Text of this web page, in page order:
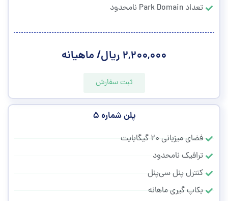
تعداد Park Domain نامحدود
۲,۲۰۰,۰۰۰ ریال/ ماهیانه
ثبت سفارش
پلن شماره ۵
فضای میزبانی ۲۰ گیگابایت
ترافیک نامحدود
کنترل پنل سی‌پنل
بکاپ گیری ماهانه